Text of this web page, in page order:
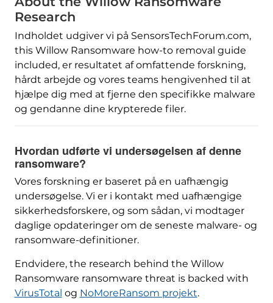
Research
Indholdet udgiver vi på SensorsTechForum.com,
this Willow Ransomware how-to removal guide
included, er resultatet af omfattende forskning,
hårdt arbejde og vores teams hengivenhed til at
hjælpe dig med at fjerne den specifikke malware
og gendanne dine krypterede filer.
Hvordan udførte vi undersøgelsen af ​​denne
ransomware?
Vores forskning er baseret på en uafhængig
undersøgelse. Vi er i kontakt med uafhængige
sikkerhedsforskere, og som sådan, vi modtager
daglige opdateringer om de seneste malware- og
ransomware-definitioner.
Endvidere, the research behind the Willow
Ransomware ransomware threat is backed with
VirusTotal og NoMoreRansom projekt.